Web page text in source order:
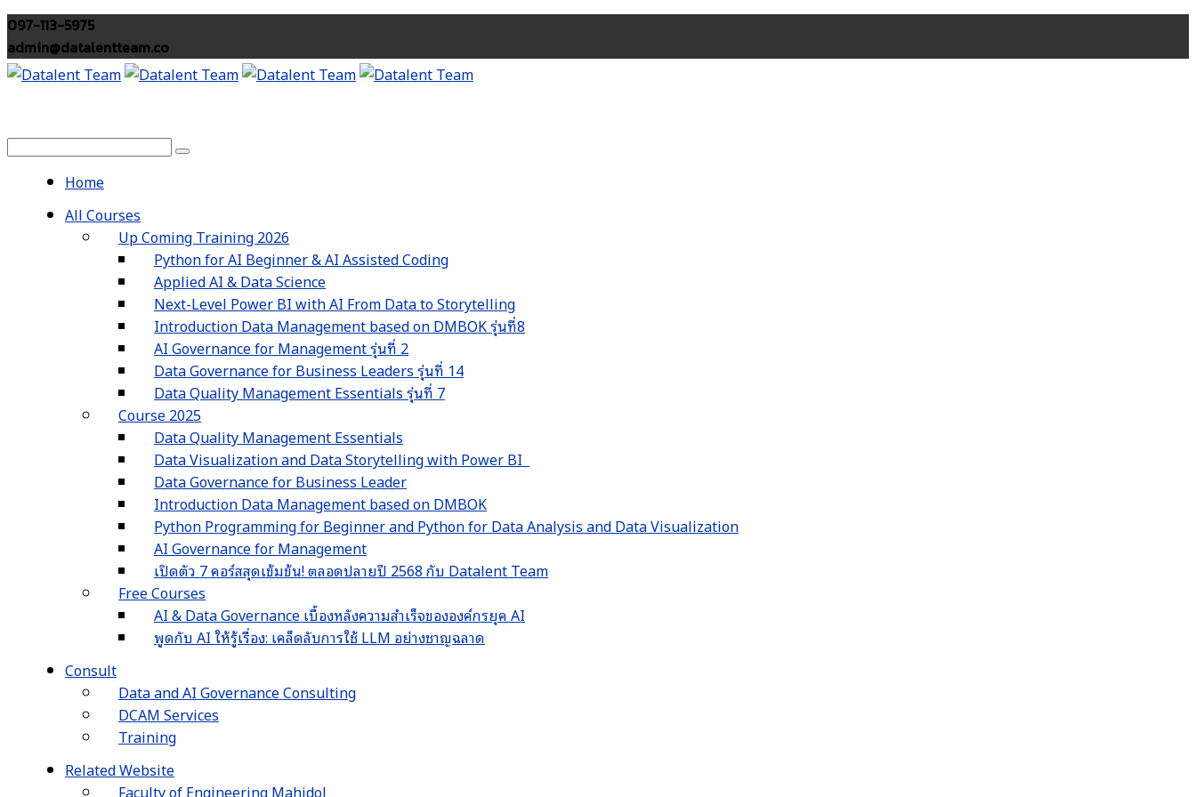
097-113-5975
admin@datalentteam.co
Home
All Courses
Up Coming Training 2026
Python for AI Beginner & AI Assisted Coding
Applied AI & Data Science
Next-Level Power BI with AI From Data to Storytelling
Introduction Data Management based on DMBOK รุ่นที่8
AI Governance for Management รุ่นที่ 2
Data Governance for Business Leaders รุ่นที่ 14
Data Quality Management Essentials รุ่นที่ 7
Course 2025
Data Quality Management Essentials
Data Visualization and Data Storytelling with Power BI
Data Governance for Business Leader
Introduction Data Management based on DMBOK
Python Programming for Beginner and Python for Data Analysis and Data Visualization
AI Governance for Management
เปิดตัว 7 คอร์สสุดเข้มข้น! ตลอดปลายปี 2568 กับ Datalent Team
Free Courses
AI & Data Governance เบื้องหลังความสำเร็จขององค์กรยุค AI
พูดกับ AI ให้รู้เรื่อง: เคล็ดลับการใช้ LLM อย่างชาญฉลาด
Consult
Data and AI Governance Consulting
DCAM Services
Training
Related Website
Faculty of Engineering Mahidol